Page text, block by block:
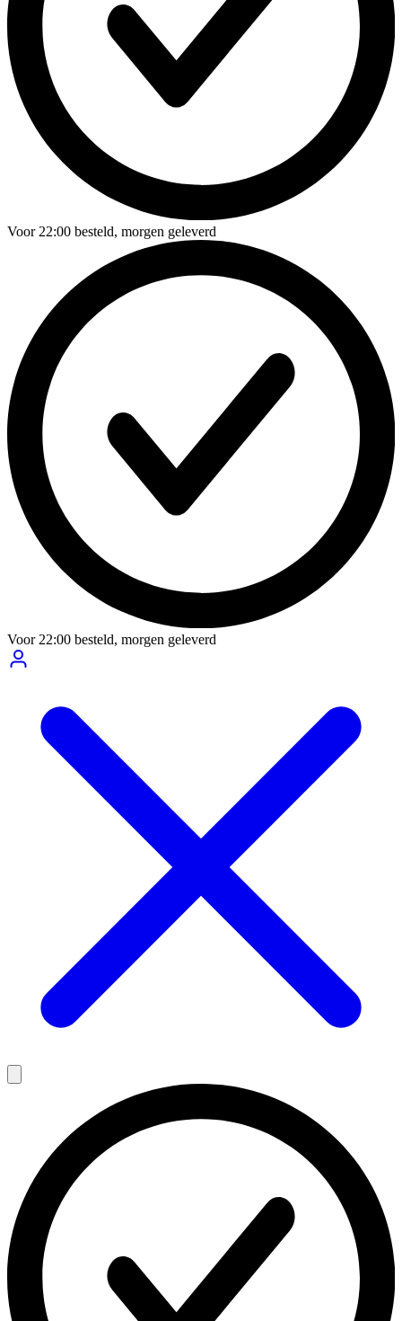
Voor22:00 besteld, morgen geleverd
Voor22:00 besteld, morgen geleverd